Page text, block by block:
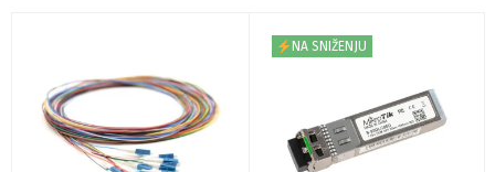
NA SNIŽENJU